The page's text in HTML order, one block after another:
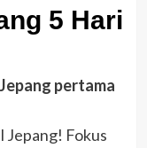
5 Hari
pertama
Jepang! Fokus